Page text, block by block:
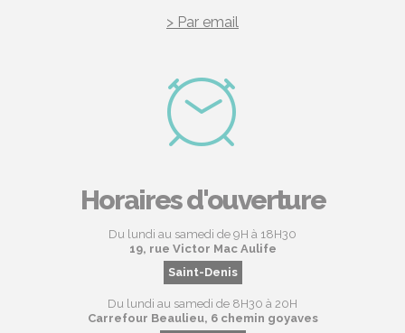
> Par email
Horaires d'ouverture
Du lundi au samedi de 9H à 18H30
19, rue Victor Mac Aulife
Saint-Denis
Du lundi au samedi de 8H30 à 20H
Carrefour Beaulieu, 6 chemin goyaves